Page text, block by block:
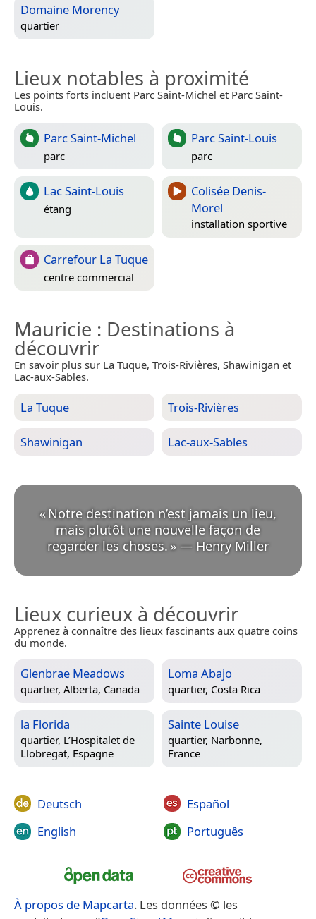
Domaine Morency
quartier
Lieux notables à proximité
Les points forts incluent Parc Saint-Michel et Parc Saint-
Louis.
Parc Saint-Michel
parc
Parc Saint-Louis
parc
Lac Saint-Louis
étang
Colisée Denis-
Morel
installation sportive
Carrefour La Tuque
centre commercial
Mauricie : Destinations à
découvrir
En savoir plus sur La Tuque, Trois-Rivières, Shawinigan et
Lac-aux-Sables.
La Tuque Trois-Rivières
Shawinigan Lac-aux-Sables
«Notre destination n’est jamais un lieu,
mais plutôt une nouvelle façon de
regarder les choses. » — Henry Miller
Lieux curieux à découvrir
Apprenez à connaître des lieux fascinants aux quatre coins
du monde.
Glenbrae Meadows
quartier, Alberta, Canada
Loma Abajo
quartier, Costa Rica
la Florida
quartier, L’Hospitalet de
Llobregat, Espagne
Sainte Louise
quartier, Narbonne,
France
Deutsch
English
Español
Português
À propos de Mapcarta. Les données © les